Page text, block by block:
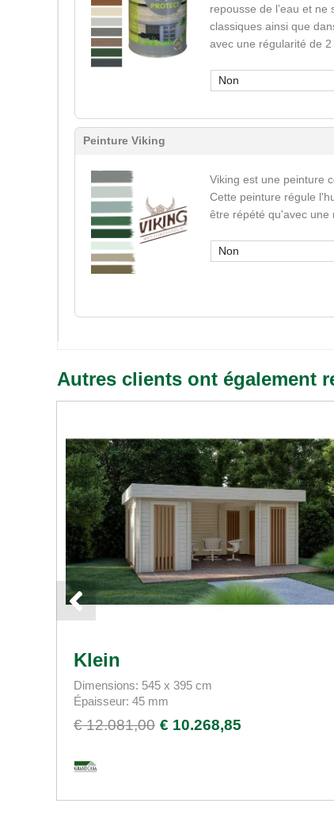
repousse de l’eau et
classiques ainsi que
avec une régularité de 2
Non
Peinture Viking
Viking est une peinture
Cette peinture régule
être répété qu'avec une
Non
Autres clients ont également
Klein
Dimensions: 545 x 395 cm
Épaisseur: 45 mm
€ 12.081,00 € 10.268,85